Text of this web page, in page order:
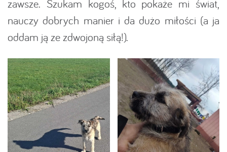
zawsze. Szukam kogoś, kto pokaże mi świat,
nauczy dobrych manier i da dużo miłości (a ja
oddam ją ze zdwojoną siłą!).